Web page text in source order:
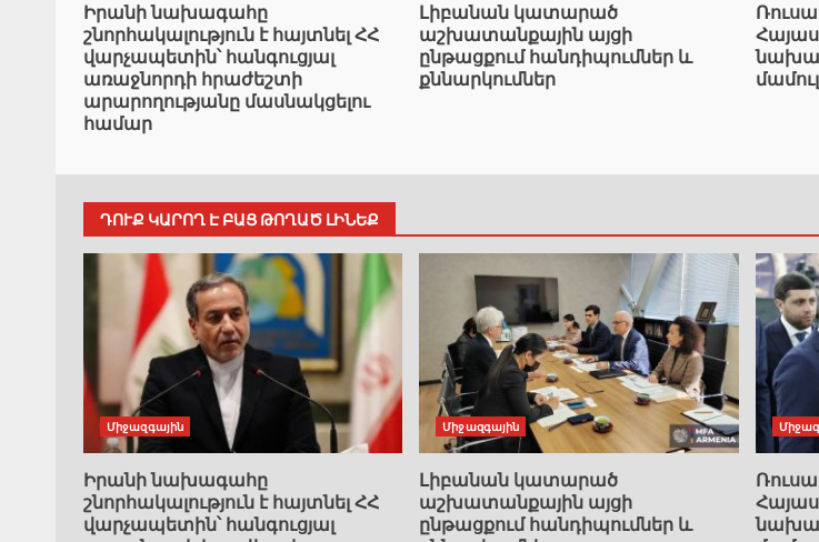
Իրանի նախագահը
շնորհակալություն է հայտնել ՀՀ
վարչապետին՝ հանգուցյալ
առաջնորդի հրաժեշտի
արարողությանը մասնակցելու
համար
Լիբանան կատարած
աշխատանքային այցի
ընթացքում հանդիպումներ և
քննարկումներ
ԴՈՒՔ ԿԱՐՈՂ Է ԲԱՑ ԹՈՂԱԾ ԼԻՆԵՔ
Միջազգային
Իրանի նախագահը
շնորհակալություն է հայտնել ՀՀ
վարչապետին՝ հանգուցյալ
Միջազգային
Լիբանան կատարած
աշխատանքային այցի
ընթացքում հանդիպումներ և